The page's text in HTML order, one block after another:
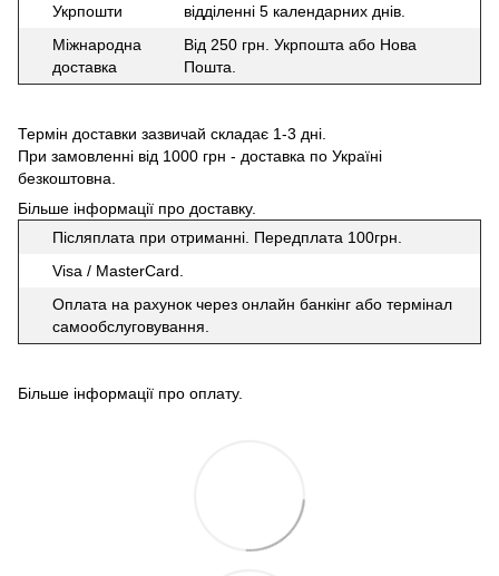
Укрпошти
відділенні 5 календарних днів.
Міжнародна
доставка
Від 250 грн. Укрпошта або Нова
Пошта.
Термін доставки зазвичай складає 1-3 дні.
При замовленні від 1000 грн - доставка по Україні
безкоштовна.
Більше інформації про доставку.
Післяплата при отриманні. Передплата 100грн.
Visa / MasterCard.
Оплата на рахунок через онлайн банкінг або термінал
самообслуговування.
Більше інформації про оплату.